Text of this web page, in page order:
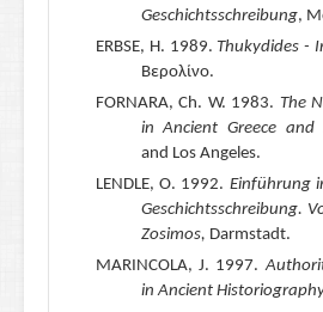
Geschichtsschreibung,
ERBSE, H. 1989. Thukydides -
Bερολίνο.
FORNARA, Ch. W. 1983. The
in Ancient Greece and
and Los Angeles.
LENDLE, O. 1992. Einführung
Geschichtsschreibung.
Zosimos, Darmstadt.
MARINCOLA, J. 1997.
in Ancient